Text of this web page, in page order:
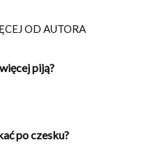
OD AUTORA
piją?
po czesku?